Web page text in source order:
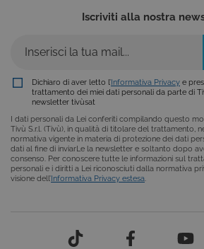
Iscriviti alla nostra
Dichiaro di aver letto l’Informativa Privacy e
trattamento dei miei dati personali da parte di
newsletter tivùsat
I dati personali da Lei conferiti compilando questo
Tivù S.r.l. (Tivù), in qualità di titolare del trattamento,
normativa vigente in materia di protezione dei dati
dati al fine di inviarLe la newsletter e soltanto dopo
consenso. Per conoscere tutte le informazioni sul
personali e i diritti a Lei riconosciuti dalla normativa
visione dell’Informativa Privacy estesa
FUNZIONALITÀ
Cookie tecnici
Cookie
Cookie di profilazione
Questi cookie sono necessari per il
funzionamento del nostro sito e non
visualizzazione del sito e dei suoi
Inoltre, ti permetteranno di navigare